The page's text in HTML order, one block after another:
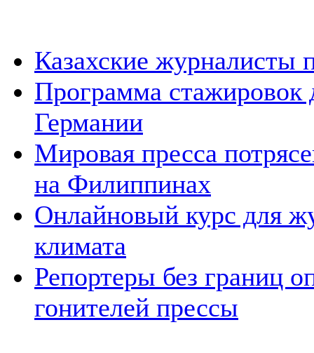
Казахские журналисты
Программа стажировок
Германии
Мировая пресса
на Филиппинах
Онлайновый курс для
климата
Репортеры без границ
гонителей прессы